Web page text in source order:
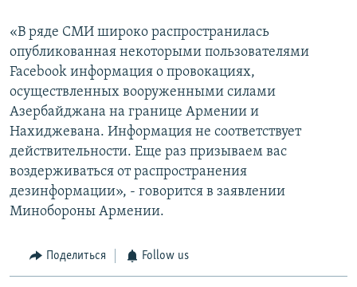
«В ряде СМИ широко распространилась
опубликованная некоторыми пользователями
Facebook информация о провокациях,
осуществленных вооруженными силами
Азербайджана на границе Армении и
Нахиджевана. Информация не соответствует
действительности. Еще раз призываем вас
воздерживаться от распространения
дезинформации», - говорится в заявлении
Минобороны Армении.
Поделиться Follow us